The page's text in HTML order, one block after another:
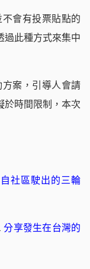
會有投票貼點的
過此種方式來集中
案，引導人會請
於時間限制，本次
社區駛出的三輪
分享發生在台灣的